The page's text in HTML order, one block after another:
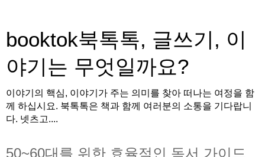
booktok북톡톡, 글쓰기, 이
야기는 무엇일까요?
이야기의 핵심, 이야기가 주는 의미를 찾아 떠나는 여정을 함
께 하십시요. 북톡톡은 책과 함께 여러분의 소통을 기다랍니
다. 넷츠고....
50~60대를 위한 효율적인 독서 가이드